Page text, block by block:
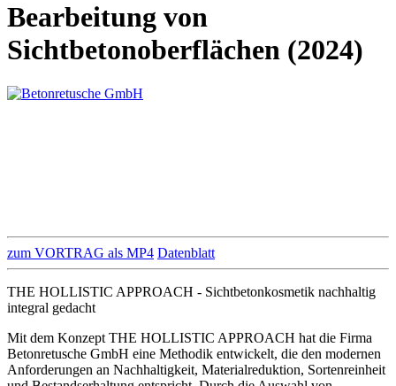
Bearbeitung von
Sichtbetonoberflächen (2024)
zum VORTRAG als MP4 Datenblatt
THE HOLLISTIC APPROACH - Sichtbetonkosmetik nachhaltig
integral gedacht
Mit dem Konzept THE HOLLISTIC APPROACH hat die Firma
Betonretusche GmbH eine Methodik entwickelt, die den modernen
Anforderungen an Nachhaltigkeit, Materialreduktion, Sortenreinheit